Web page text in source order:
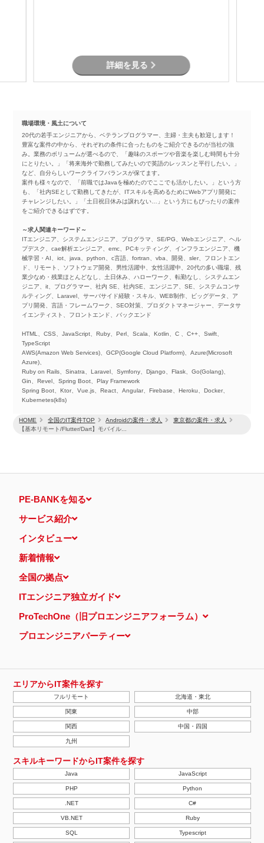
HOME 全国のIT案件TOP Androidの案件・求人
東京都の案件・求人
【基本リモート/Flutter/Dart】モバイル...
詳細を見る
職場環境・風土について
20代の若手エンジニアから、ベテランプログラマー、主婦・主夫も歓迎します！
豊富な案件の中から、それぞれの条件に合ったものをご紹介できるのが当社の強
み。業務のボリュームが選べるので、「趣味のスポーツや音楽を楽しむ時間も十分
にとりたい。」「将来海外で勤務してみたいので英語のレッスンと平行したい。」
など、自分らしいワークライフバランスが保てます。
案件も様々なので、「前職ではJavaを極めたのでここでも活かしたい。」という方
も、「社内SEとして勤務してきたが、ITスキルを高めるためにWebアプリ開発に
チャレンジしたい。」「土日祝日休みは譲れない…」という方にもぴったりの案件
をご紹介できるはずです。
～求人関連キーワード～
ITエンジニア、システムエンジニア、プログラマ、SE/PG、Webエンジニア、ヘル
プデスク、cae解析エンジニア、emc、PCキッティング、インフラエンジニア、機
械学習・AI、iot、java、python、c言語、fortran、vba、開発、sler、フロントエン
ド、リモート、ソフトウェア開発、男性活躍中、女性活躍中、20代の多い職場、残
業少なめ・残業ほとんどなし、土日休み、ハローワーク、転勤なし、システムエン
ジニア、it、プログラマー、社内 SE、社内SE、エンジニア、SE、システムコンサ
ルティング、Laravel、サーバサイド経験・スキル、WEB制作、ビッグデータ、ア
プリ開発、言語・フレームワーク、SEO対策、プロダクトマネージャー、データサ
イエンティスト、フロントエンド、バックエンド
HTML、CSS、JavaScript、Ruby、Perl、Scala、Kotlin、C 、C++、Swift、
TypeScript
AWS(Amazon Web Services)、GCP(Google Cloud Platform)、Azure(Microsoft
Azure)、
Ruby on Rails、Sinatra、Laravel、Symfony、Django、Flask、Go(Golang)、
Gin、Revel、Spring Boot、Play Framework
Spring Boot、Ktor、Vue.js、React、Angular、Firebase、Heroku、Docker、
Kubernetes(k8s)
PE-BANKを知る
サービス紹介
インタビュー
新着情報
全国の拠点
ITエンジニア独立ガイド
ProTechOne（旧プロエンジニアフォーラム）
プロエンジニアパーティー
エリアからIT案件を探す
フルリモート 北海道・東北
関東 中部
関西 中国・四国
九州
スキルキーワードからIT案件を探す
Java JavaScript
PHP Python
.NET C#
VB.NET Ruby
SQL Typescript